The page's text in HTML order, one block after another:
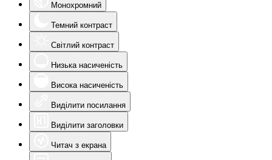
Монохромний
Темний контраст
Світлий контраст
Низька насиченість
Висока насиченість
Виділити посилання
Виділити заголовки
Читач з екрана